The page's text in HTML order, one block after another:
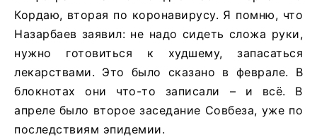
Кордаю, вторая по коронавирусу. Я помню, что
Назарбаев заявил: не надо сидеть сложа руки,
нужно готовиться к худшему, запасаться
лекарствами. Это было сказано в феврале. В
блокнотах они что-то записали – и всё. В
апреле было второе заседание Совбеза, уже по
последствиям эпидемии.